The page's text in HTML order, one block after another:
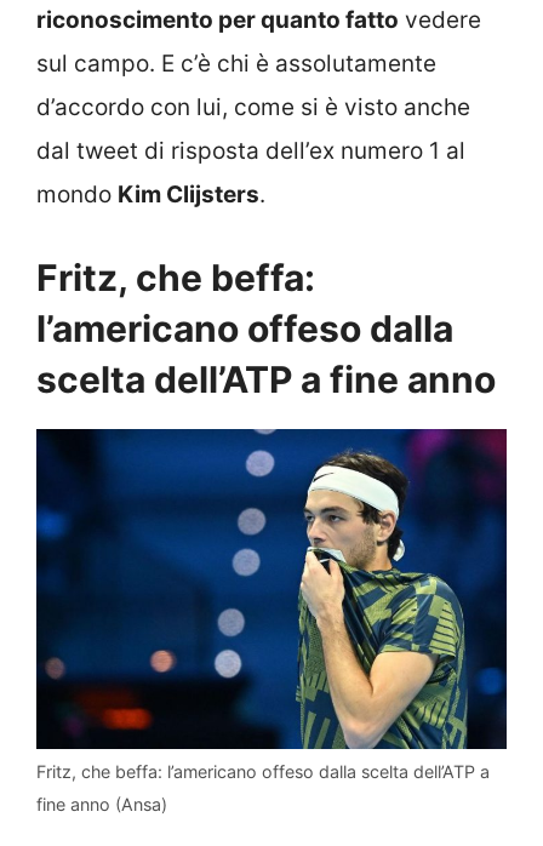
riconoscimento per quanto fatto vedere
sul campo. E c’è chi è assolutamente
d’accordo con lui, come si è visto anche
dal tweet di risposta dell’ex numero 1 al
mondo Kim Clijsters.
Fritz, che beffa:
l’americano offeso dalla
scelta dell’ATP a fine anno
Fritz, che beffa: l’americano offeso dalla scelta dell’ATP a
fine anno (Ansa)